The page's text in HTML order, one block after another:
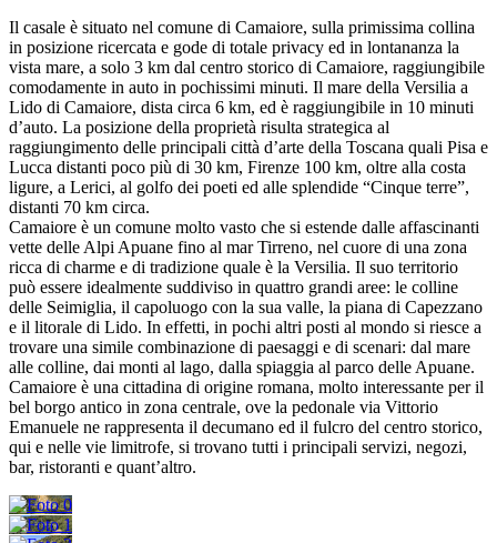
Il casale è situato nel comune di Camaiore, sulla primissima collina
in posizione ricercata e gode di totale privacy ed in lontananza la
vista mare, a solo 3 km dal centro storico di Camaiore, raggiungibile
comodamente in auto in pochissimi minuti. Il mare della Versilia a
Lido di Camaiore, dista circa 6 km, ed è raggiungibile in 10 minuti
d’auto. La posizione della proprietà risulta strategica al
raggiungimento delle principali città d’arte della Toscana quali Pisa e
Lucca distanti poco più di 30 km, Firenze 100 km, oltre alla costa
ligure, a Lerici, al golfo dei poeti ed alle splendide “Cinque terre”,
distanti 70 km circa.
Camaiore è un comune molto vasto che si estende dalle affascinanti
vette delle Alpi Apuane fino al mar Tirreno, nel cuore di una zona
ricca di charme e di tradizione quale è la Versilia. Il suo territorio
può essere idealmente suddiviso in quattro grandi aree: le colline
delle Seimiglia, il capoluogo con la sua valle, la piana di Capezzano
e il litorale di Lido. In effetti, in pochi altri posti al mondo si riesce a
trovare una simile combinazione di paesaggi e di scenari: dal mare
alle colline, dai monti al lago, dalla spiaggia al parco delle Apuane.
Camaiore è una cittadina di origine romana, molto interessante per il
bel borgo antico in zona centrale, ove la pedonale via Vittorio
Emanuele ne rappresenta il decumano ed il fulcro del centro storico,
qui e nelle vie limitrofe, si trovano tutti i principali servizi, negozi,
bar, ristoranti e quant’altro.